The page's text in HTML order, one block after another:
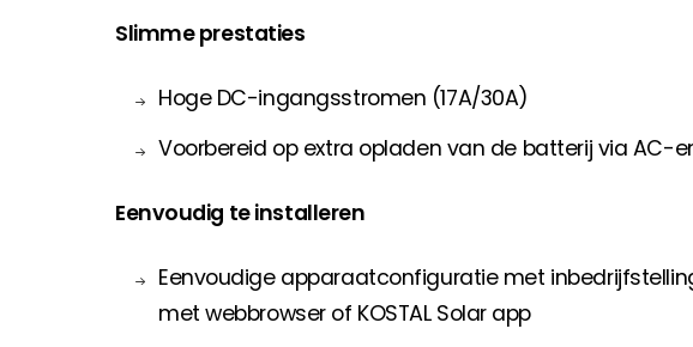
Slimme prestaties
Hoge DC-ingangsstromen (17A/30A)
Voorbereid op extra opladen van de batterij via AC-
Eenvoudig te installeren
Eenvoudige apparaatconfiguratie met
met webbrowser of KOSTAL Solar app